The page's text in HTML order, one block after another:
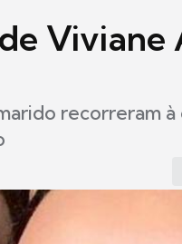
Viviane
recorreram